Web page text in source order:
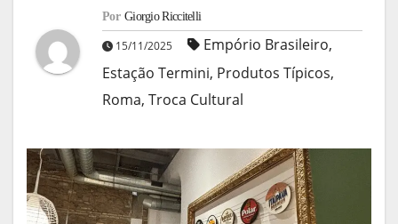
Por Giorgio Riccitelli
15/11/2025 Empório Brasileiro,
Estação Termini, Produtos Típicos,
Roma, Troca Cultural